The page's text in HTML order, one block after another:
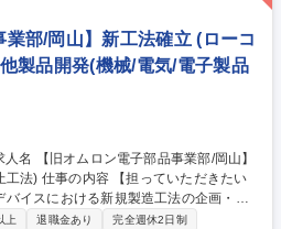
、プロジェクトマネジメントツール、
用 募集職種 【旧オムロン
コアプロジェクトマネジャー
業部/岡山】新工法確立 (ローコ
製品開発(機械/電気/電子製品
だきたい
イスにおける新規製造工法の企画・開
密組立など） ■既存製造プロセ
上 退職金あり
完全週休2日制